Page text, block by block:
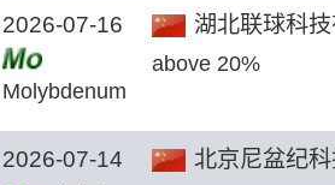
2026-07-16 湖北联球科技
Molybdenum
ore
above 20%
2026-07-14 北京尼盆纪